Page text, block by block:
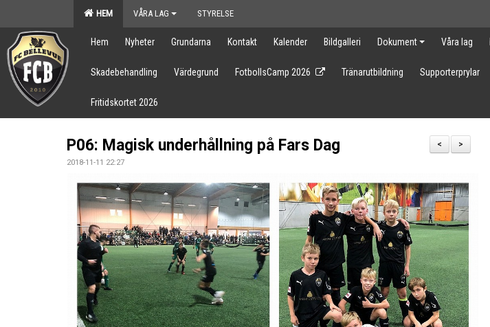
HEM VÅRA LAG STYRELSE
Hem Nyheter Grundarna Kontakt Kalender Bildgalleri Dokument Våra lag
Skadebehandling Värdegrund FotbollsCamp 2026 Tränarutbildning Supporterprylar
Fritidskortet 2026
>
<
P06: Magisk underhållning på Fars Dag
2018-11-11 22:27